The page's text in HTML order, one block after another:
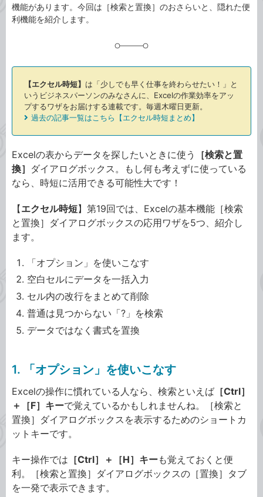
機能があります。今回は［検索と置換］のおさらいと、隠れた便
利機能を紹介します。
【エクセル時短】 は「少しでも早く仕事を終わらせたい！」と
いうビジネスパーソンのみなさんに、Excelの作業効率をアッ
プするワザをお届けする連載です。毎週木曜日更新。
過去の記事一覧はこちら【エクセル時短まとめ】
Excelの表からデータを探したいときに使う
［検索と置
換］ ダイアログボックス。もし何も考えずに使っている
なら、時短に活用できる可能性大です！
【エクセル時短】第19回では、Excelの基本機能［検索
と置換］ダイアログボックスの応用ワザを5つ、紹介し
ます。
「オプション」を使いこなす
空白セルにデータを一括入力
セル内の改行をまとめて削除
普通は見つからない「?」を検索
データではなく書式を置換
1. 「オプション」を使いこなす
Excelの操作に慣れている人なら、検索といえば ［Ctrl］
＋［F］キーで覚えているかもしれませんね。［検索と
置換］ダイアログボックスを表示するためのショートカ
ットキーです。
キー操作では ［Ctrl］＋［H］キーも覚えておくと便
利。［検索と置換］ダイアログボックスの［置換］タブ
を一発で表示できます。